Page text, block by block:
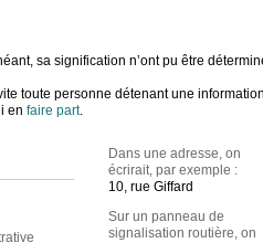
sa signification n’ont pu être
toute personne détenant une
en faire part.
Dans une adresse, on
écrirait, par exemple :
10, rue Giffard
Sur un panneau de
signalisation routière, on